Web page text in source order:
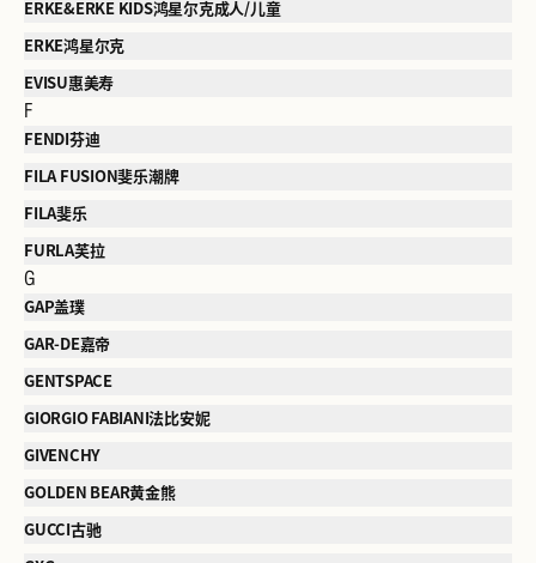
ERKE&ERKE KIDS鸿星尔克成人/儿童
ERKE鸿星尔克
EVISU惠美寿
F
FENDI芬迪
FILA FUSION斐乐潮牌
FILA斐乐
FURLA芙拉
G
GAP盖璞
GAR-DE嘉帝
GENTSPACE
GIORGIO FABIANI法比安妮
GIVENCHY
GOLDEN BEAR黄金熊
GUCCI古驰